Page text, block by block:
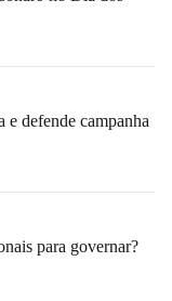
e defende campanha
para governar?